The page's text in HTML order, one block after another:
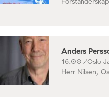
Anders
16:00 /Oslo
Herr Nilsen,